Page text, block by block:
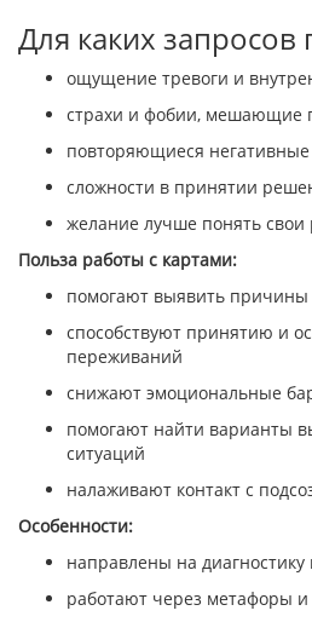
Для каких запросов
ощущение тревоги и
страхи и фобии, мешающие
повторяющиеся
сложности в принятии
желание лучше понять свои
Польза работы с картами:
помогают выявить причины
способствуют принятию и
переживаний
снижают эмоциональные
помогают найти варианты
ситуаций
налаживают контакт с
Особенности:
направлены на
работают через метафоры